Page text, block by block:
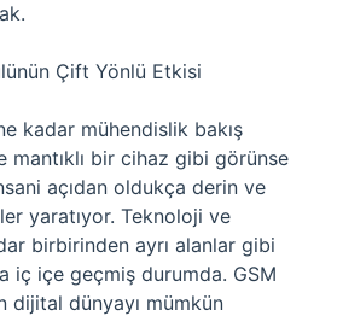
Çift Yönlü Etkisi
kadar mühendislik bakış
mantıklı bir cihaz gibi görünse
açıdan oldukça derin ve
yaratıyor. Teknoloji ve
birbirinden ayrı alanlar gibi
iç içe geçmiş durumda. GSM
dijital dünyayı mümkün